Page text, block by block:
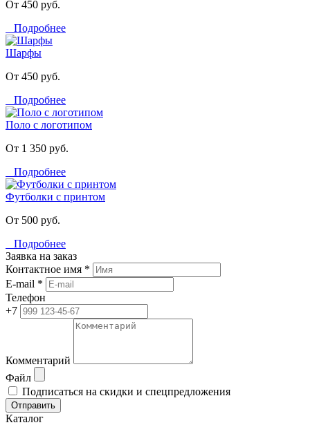
От 450 руб.
Подробнее
Шарфы
От 450 руб.
Подробнее
Поло с логотипом
От 1 350 руб.
Подробнее
Футболки с принтом
От 500 руб.
Подробнее
Заявка на заказ
Контактное имя *
E-mail *
Телефон
+7
Комментарий
Файл
Подписаться на скидки и спецпредложения
Отправить
Каталог